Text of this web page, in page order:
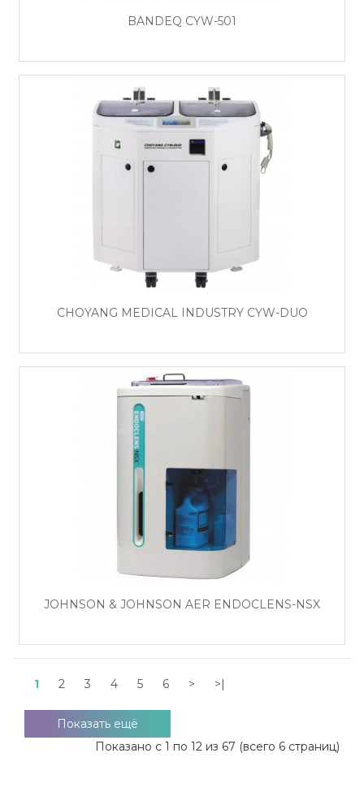
BANDEQ CYW-501
CHOYANG MEDICAL INDUSTRY CYW-DUO
JOHNSON & JOHNSON AER ENDOCLENS-NSX
1 2 3 4 5 6 > >|
Показать ещё
Показано с 1 по 12 из 67 (всего 6 страниц)